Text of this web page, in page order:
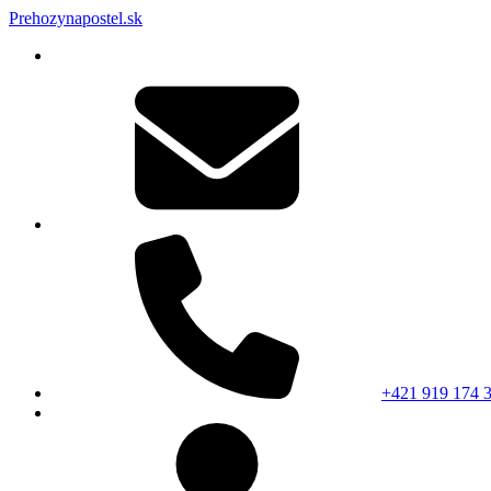
Prehozynapostel.sk
+421 919 174